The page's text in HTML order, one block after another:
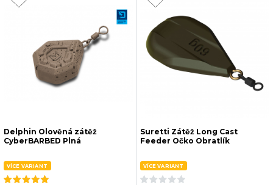
Delphin Olověná zátěž
CyberBARBED Plná
VÍCE VARIANT
Suretti Zátěž Long Cast
Feeder Očko Obratlík
VÍCE VARIANT